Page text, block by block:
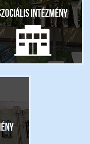
intézmény